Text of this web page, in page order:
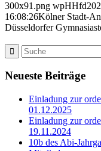
300x91.png wpHHfd
16:08:26Kölner Stadt-
Düsseldorfer
Neueste Beiträge
Einladung zur
01.12.2025
Einladung zur
19.11.2024
10b des Abi-